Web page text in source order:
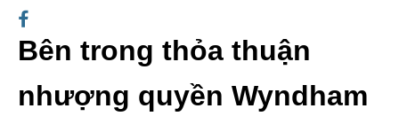
Bên trong thỏa thuận
nhượng quyền Wyndham